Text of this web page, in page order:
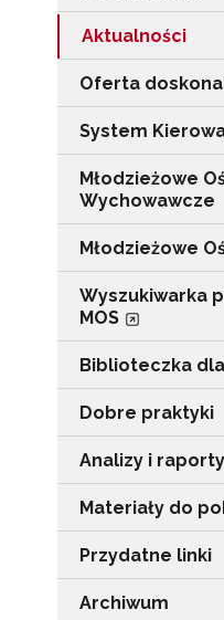
Aktualności
Oferta
System
Młodzieżowe
Wychowawcze
Młodzieżowe
Wyszukiwarka
MOS
Biblioteczka dla
Dobre praktyki
Analizy i raporty
Materiały do
Przydatne linki
Archiwum